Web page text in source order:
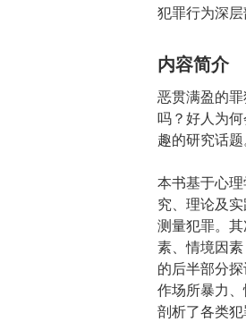
犯罪行为深
内容简介
恶贯满盈的
吗？好人为
趣的研究话题
本书基于心
究、理论及
测量犯罪。
素、情境因
的后半部分
作场所暴力
剖析了各类